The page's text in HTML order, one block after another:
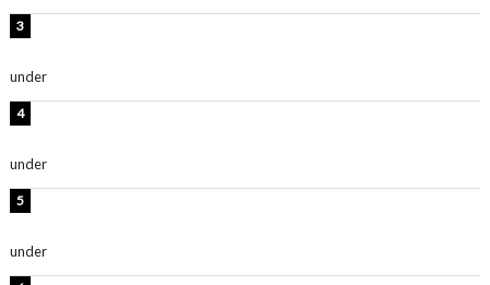
under
under
under